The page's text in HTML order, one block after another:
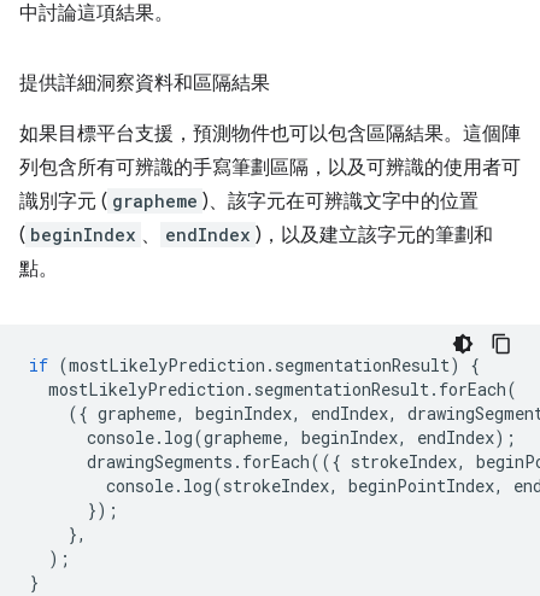
中討論這項結果。
提供詳細洞察資料和區隔結果
如果目標平台支援，預測物件也可以包含區隔結果。這個陣
列包含所有可辨識的手寫筆劃區隔，以及可辨識的使用者可
識別字元 ( grapheme )、該字元在可辨識文字中的位置
( beginIndex 、 endIndex )，以及建立該字元的筆劃和
點。
if (mostLikelyPrediction . segmentationResult)
{
mostLikelyPrediction . segmentationResult. forEach(
({ grapheme, beginIndex, endIndex,
console. log(grapheme, beginIndex, endIndex);
drawingSegments . forEach(({ strokeIndex,
console. log(strokeIndex, beginPointIndex,
});
},
);
}